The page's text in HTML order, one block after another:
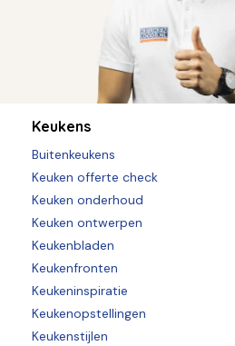
Keukens
Buitenkeukens
Keuken offerte check
Keuken onderhoud
Keuken ontwerpen
Keukenbladen
Keukenfronten
Keukeninspiratie
Keukenopstellingen
Keukenstijlen